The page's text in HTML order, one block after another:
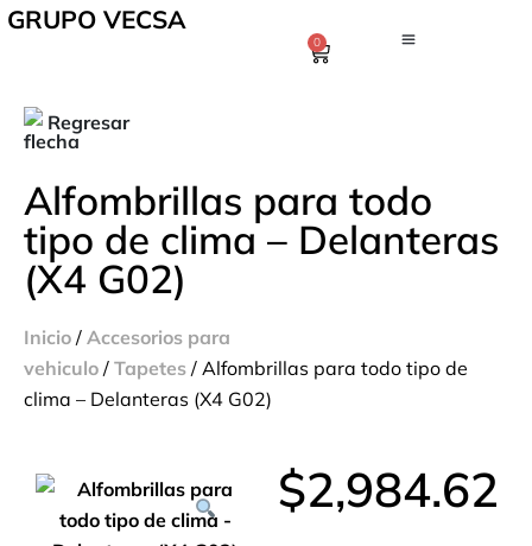
GRUPO VECSA
0
Regresar
Alfombrillas para todo
tipo de clima – Delanteras
(X4 G02)
Inicio / Accesorios para
vehiculo / Tapetes / Alfombrillas para todo tipo de
clima – Delanteras (X4 G02)
$2,984.62